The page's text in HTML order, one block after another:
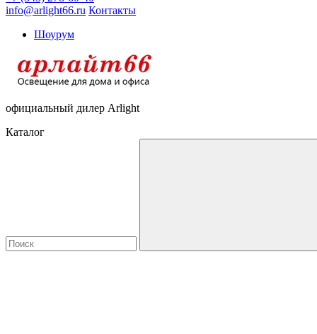
info@arlight66.ru Контакты
Шоурум
официальный дилер Arlight
Каталог